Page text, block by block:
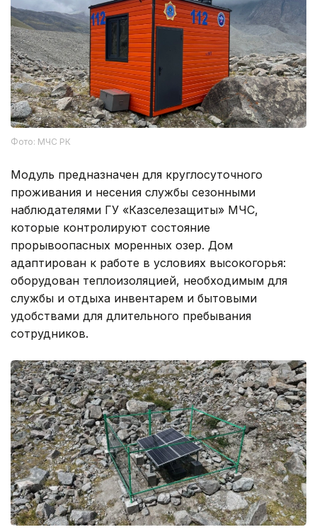
Фото: МЧС РК
Модуль предназначен для круглосуточного
проживания и несения службы сезонными
наблюдателями ГУ «Казселезащиты» МЧС,
которые контролируют состояние
прорывоопасных моренных озер. Дом
адаптирован к работе в условиях высокогорья:
оборудован теплоизоляцией, необходимым для
службы и отдыха инвентарем и бытовыми
удобствами для длительного пребывания
сотрудников.